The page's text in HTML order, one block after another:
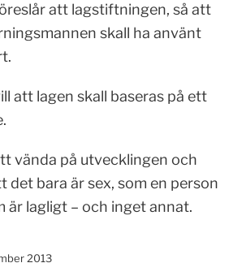
att lagstiftningen, så att
skall ha använt
att lagen skall baseras på ett
vända på utvecklingen och
det bara är sex, som en person
är lagligt – och inget annat.
2013